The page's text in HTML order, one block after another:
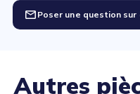
Poser une question
Autres